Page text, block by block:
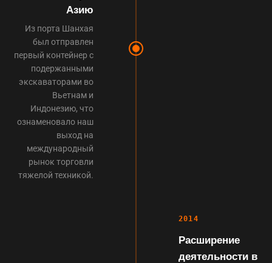
Азию
Из порта Шанхая
был отправлен
первый контейнер с
подержанными
экскаваторами во
Вьетнам и
Индонезию, что
ознаменовало наш
выход на
международный
рынок торговли
тяжелой техникой.
2014
Расширение
деятельности в